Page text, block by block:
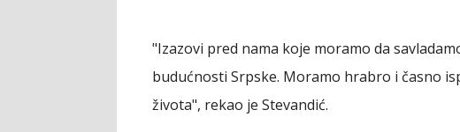
"Izazovi pred nama koje moramo da
budućnosti Srpske. Moramo hrabro i časno
života", rekao je Stevandić.